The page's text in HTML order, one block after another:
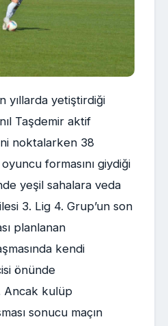
yıllarda yetiştirdiği
Taşdemir aktif
noktalarken 38
formasını giydiği
yeşil sahalara veda
3. Lig 4. Grup’un son
planlanan
kendi
önünde
Ancak kulüp
sonucu maçın